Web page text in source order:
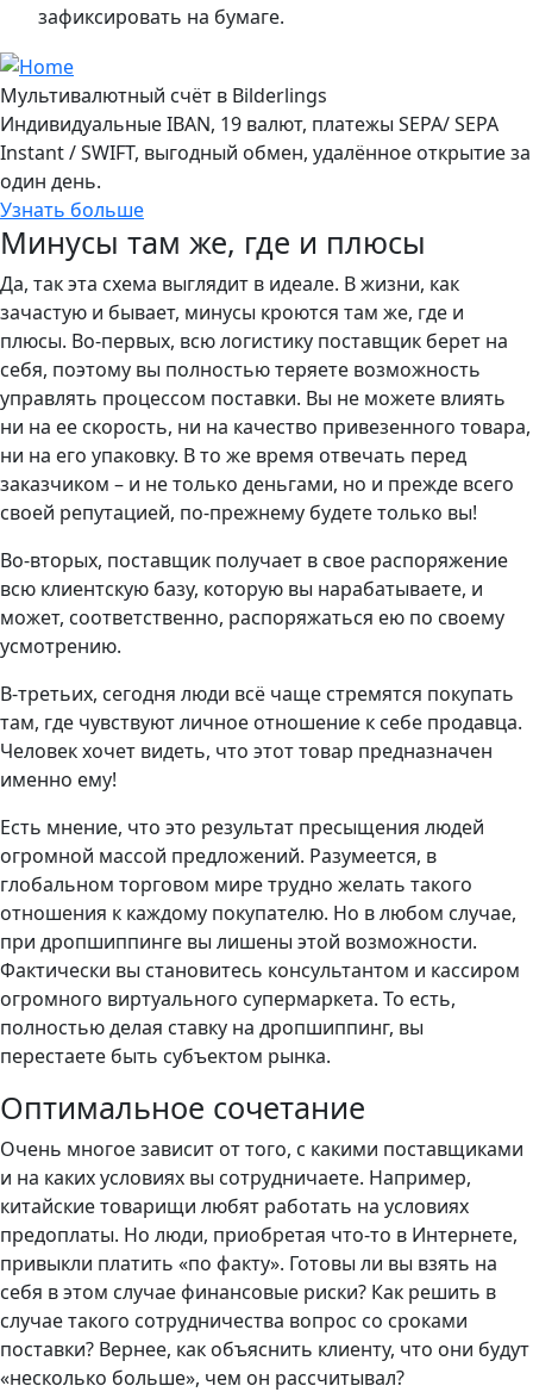
зафиксировать на бумаге.
Мультивалютный счёт в Bilderlings
Индивидуальные IBAN, 19 валют, платежы SEPA/ SEPA
Instant / SWIFT, выгодный обмен, удалённое открытие за
один день.
Узнать больше
Минусы там же, где и плюсы
Да, так эта схема выглядит в идеале. В жизни, как
зачастую и бывает, минусы кроются там же, где и
плюсы. Во-первых, всю логистику поставщик берет на
себя, поэтому вы полностью теряете возможность
управлять процессом поставки. Вы не можете влиять
ни на ее скорость, ни на качество привезенного товара,
ни на его упаковку. В то же время отвечать перед
заказчиком – и не только деньгами, но и прежде всего
своей репутацией, по-прежнему будете только вы!
Во-вторых, поставщик получает в свое распоряжение
всю клиентскую базу, которую вы нарабатываете, и
может, соответственно, распоряжаться ею по своему
усмотрению.
В-третьих, сегодня люди всё чаще стремятся покупать
там, где чувствуют личное отношение к себе продавца.
Человек хочет видеть, что этот товар предназначен
именно ему!
Есть мнение, что это результат пресыщения людей
огромной массой предложений. Разумеется, в
глобальном торговом мире трудно желать такого
отношения к каждому покупателю. Но в любом случае,
при дропшиппинге вы лишены этой возможности.
Фактически вы становитесь консультантом и кассиром
огромного виртуального супермаркета. То есть,
полностью делая ставку на дропшиппинг, вы
перестаете быть субъектом рынка.
Оптимальное сочетание
Очень многое зависит от того, с какими поставщиками
и на каких условиях вы сотрудничаете. Например,
китайские товарищи любят работать на условиях
предоплаты. Но люди, приобретая что-то в Интернете,
привыкли платить «по факту». Готовы ли вы взять на
себя в этом случае финансовые риски? Как решить в
случае такого сотрудничества вопрос со сроками
поставки? Вернее, как объяснить клиенту, что они будут
«несколько больше», чем он рассчитывал?